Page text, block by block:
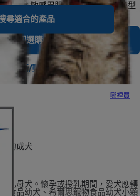
尋適合的產品
哪裡買
你成犬 敏感胃腸與皮膚乾糧，為小型
潤皮膚並增加毛髮光澤
立即選購
收容所/動物醫院
的成犬
乳母犬。懷孕或授乳期間，愛犬應轉
食品幼犬、希爾思寵物食品幼犬小顆